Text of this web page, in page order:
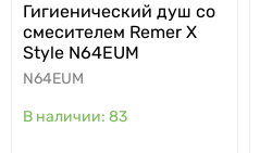
Гигиенический душ со
смесителем Remer X
Style N64EUM
N64EUM
83